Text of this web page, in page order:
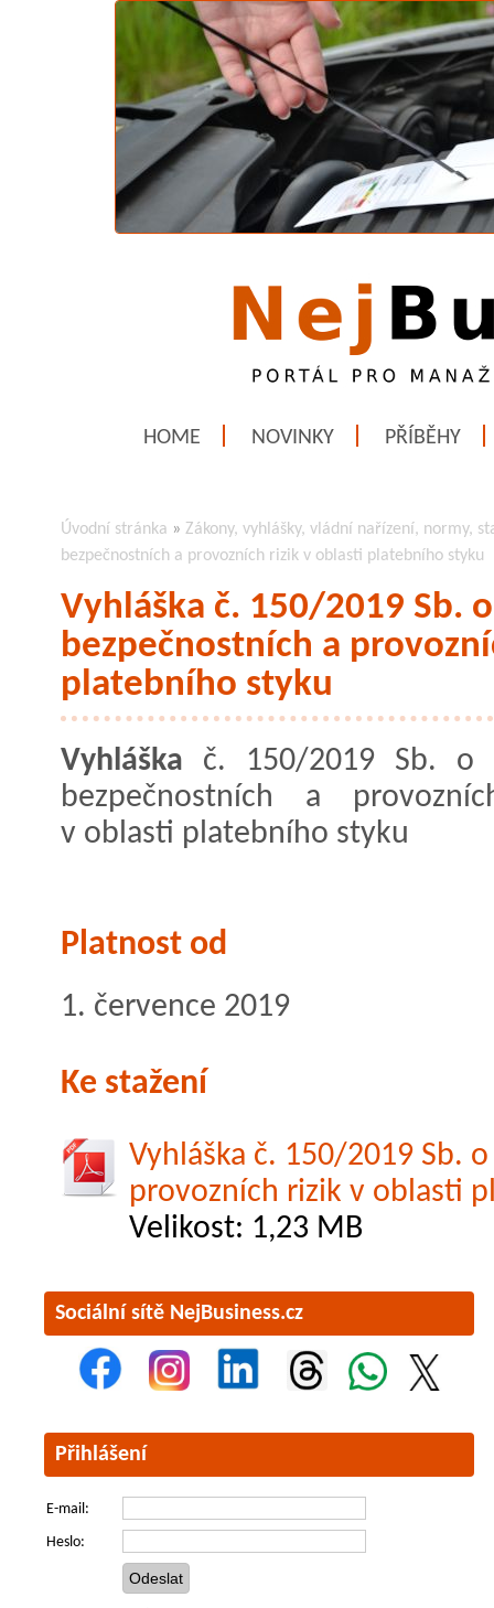
HOME NOVINKY PŘÍBĚHY
Úvodní stránka » Zákony, vyhlášky, vládní nařízení, normy,
bezpečnostních a provozních rizik v oblasti platebního styku
Vyhláška č. 150/2019 Sb.
bezpečnostních a
platebního styku
Vyhláška č. 150/2019 Sb. o
bezpečnostních a
v oblasti platebního styku
Platnost od
1. července 2019
Ke stažení
Vyhláška č. 150/2019 Sb.
provozních rizik v oblasti
Velikost: 1,23 MB
Sociální sítě NejBusiness.cz
Přihlášení
E-mail:
Heslo: